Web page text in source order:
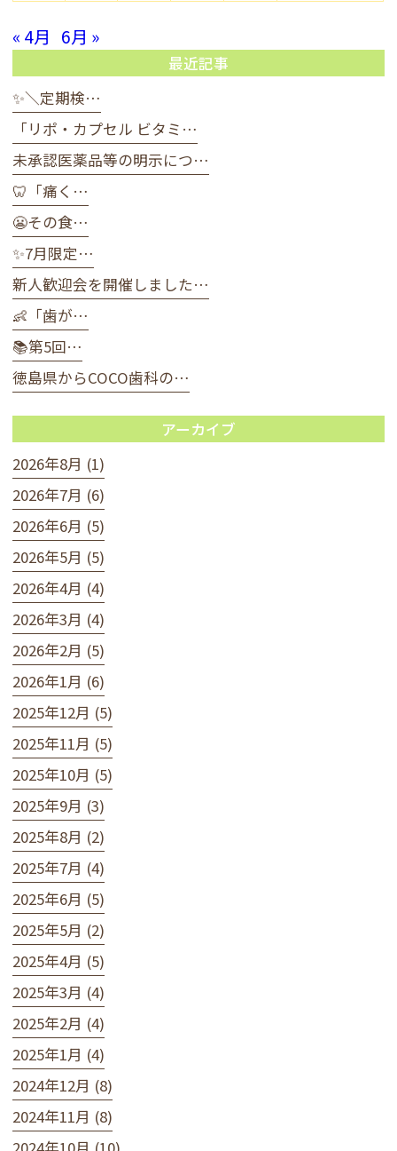
« 4月 6月 »
最近記事
✨＼定期検…
「リポ・カプセル ビタミ…
未承認医薬品等の明示につ…
🦷「痛く…
😬その食…
✨7月限定…
新人歓迎会を開催しました…
👶「歯が…
📚第5回…
徳島県からCOCO歯科の…
アーカイブ
2026年8月 (1)
2026年7月 (6)
2026年6月 (5)
2026年5月 (5)
2026年4月 (4)
2026年3月 (4)
2026年2月 (5)
2026年1月 (6)
2025年12月 (5)
2025年11月 (5)
2025年10月 (5)
2025年9月 (3)
2025年8月 (2)
2025年7月 (4)
2025年6月 (5)
2025年5月 (2)
2025年4月 (5)
2025年3月 (4)
2025年2月 (4)
2025年1月 (4)
2024年12月 (8)
2024年11月 (8)